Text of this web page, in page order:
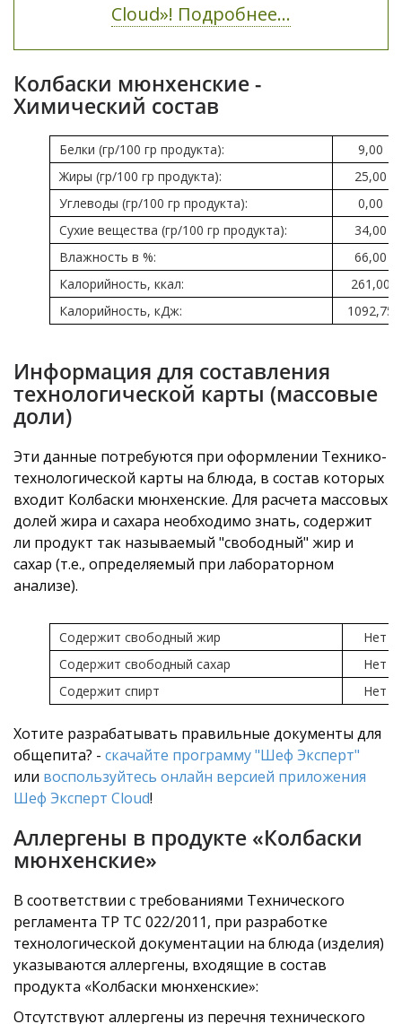
Cloud»! Подробнее...
Колбаски мюнхенские -
Химический состав
Белки (гр/100 гр продукта):
9,00
Жиры (гр/100 гр продукта):
25,00
Углеводы (гр/100 гр продукта):
0,00
Сухие вещества (гр/100 гр продукта):
34,00
Влажность в %:
66,00
Калорийность, ккал:
261,00
Калорийность, кДж:
1092,75
Информация для составления
технологической карты (массовые
доли)
Эти данные потребуются при оформлении Технико-
технологической карты на блюда, в состав которых
входит Колбаски мюнхенские. Для расчета массовых
долей жира и сахара необходимо знать, содержит
ли продукт так называемый "свободный" жир и
сахар (т.е., определяемый при лабораторном
анализе).
Содержит свободный жир
Нет
Содержит свободный сахар
Нет
Содержит спирт
Нет
Хотите разрабатывать правильные документы для
общепита? - скачайте программу "Шеф Эксперт"
или воспользуйтесь онлайн версией приложения
Шеф Эксперт Cloud!
Аллергены в продукте «Колбаски
мюнхенские»
В соответствии с требованиями Технического
регламента ТР ТС 022/2011, при разработке
технологической документации на блюда (изделия)
указываются аллергены, входящие в состав
продукта «Колбаски мюнхенские»:
Отсутствуют аллергены из перечня технического